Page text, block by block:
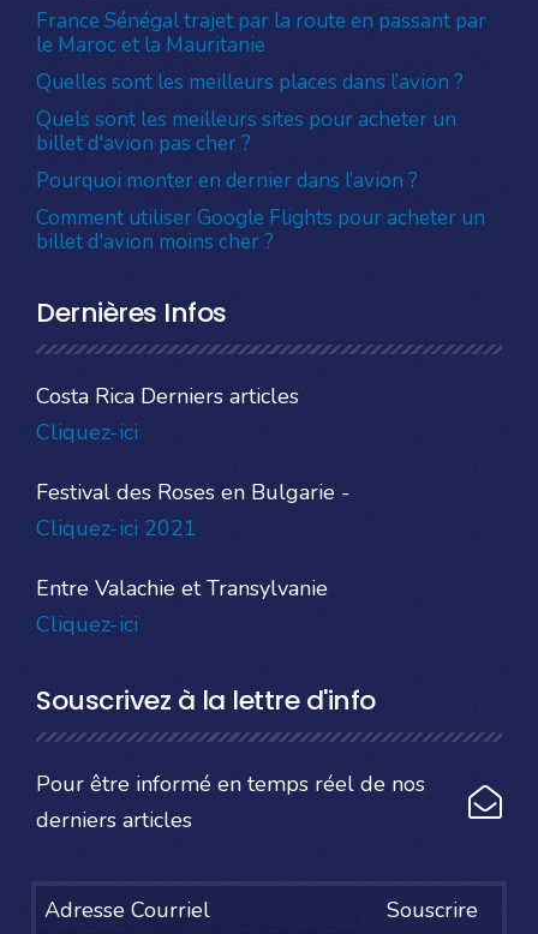
France Sénégal trajet par la route en passant par
le Maroc et la Mauritanie
Quelles sont les meilleurs places dans l’avion ?
Quels sont les meilleurs sites pour acheter un
billet d'avion pas cher ?
Pourquoi monter en dernier dans l’avion ?
Comment utiliser Google Flights pour acheter un
billet d'avion moins cher ?
Dernières Infos
Costa Rica Derniers articles
Cliquez-ici
Festival des Roses en Bulgarie -
Cliquez-ici 2021
Entre Valachie et Transylvanie
Cliquez-ici
Souscrivez à la lettre d'info
Pour être informé en temps réel de nos
derniers articles
Souscrire